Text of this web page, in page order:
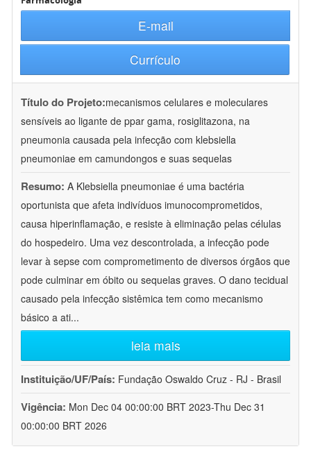
E-mail
Currículo
Título do Projeto:mecanismos celulares e moleculares
sensíveis ao ligante de ppar gama, rosiglitazona, na
pneumonia causada pela infecção com klebsiella
pneumoniae em camundongos e suas sequelas
Resumo: A Klebsiella pneumoniae é uma bactéria
oportunista que afeta indivíduos imunocomprometidos,
causa hiperinflamação, e resiste à eliminação pelas células
do hospedeiro. Uma vez descontrolada, a infecção pode
levar à sepse com comprometimento de diversos órgãos que
pode culminar em óbito ou sequelas graves. O dano tecidual
causado pela infecção sistêmica tem como mecanismo
básico a ati...
leia mais
Instituição/UF/País: Fundação Oswaldo Cruz - RJ - Brasil
Vigência: Mon Dec 04 00:00:00 BRT 2023-Thu Dec 31
00:00:00 BRT 2026